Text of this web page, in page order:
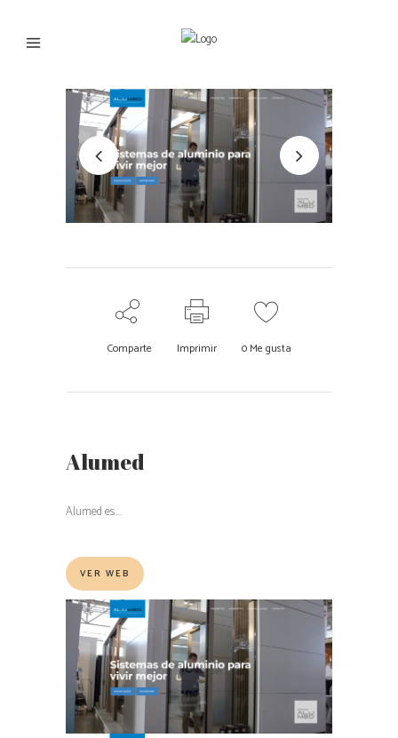
Comparte Imprimir 0Me gusta
Alumed
Alumed es….
VER WEB